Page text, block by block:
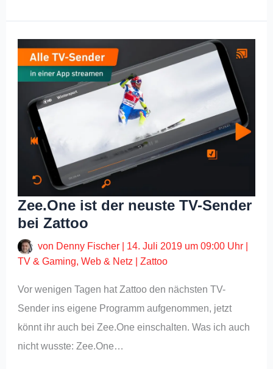
Zee.One ist der neuste TV-Sender
bei Zattoo
von Denny Fischer 14. Juli 2019 um 09:00 Uhr
TV & Gaming,Web & Netz |Zattoo
Vor wenigen Tagen hat Zattoo den nächsten TV-
Sender ins eigene Programm aufgenommen, jetzt
könnt ihr auch bei Zee.One einschalten. Was ich auch
nicht wusste: Zee.One…